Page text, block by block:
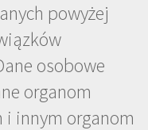
powyżej
osobowe
organom
i innym organom